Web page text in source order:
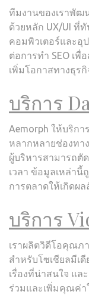
ทีมงานของเราพัฒ
ด้วยหลัก UX/UI ที่
คอมพิวเตอร์และอุ
ต่อการทำ SEO เ
เพิ่มโอกาสทางธุรกิ
บริการ
Aemorph ให้บริกา
หลากหลายช่องทา
ผู้บริหารสามารถตั
เวลา ข้อมูลเหล่านี้
การตลาดให้เกิดผ
บริการ
เราผลิตวิดีโอคุณภ
สำหรับโซเชียลมีเดี
เรื่องที่น่าสนใจ แ
ร่วมและเพิ่มคุณค่า